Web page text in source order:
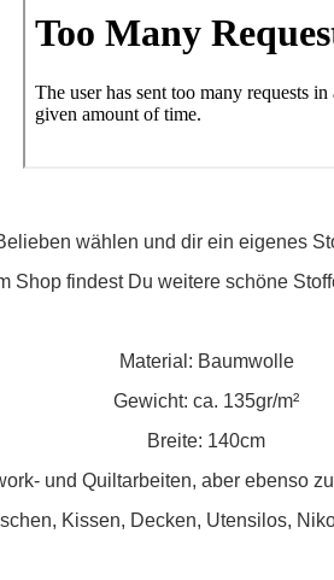
wählen und dir ein eigenes
Shop findest Du weitere schöne
Material: Baumwolle
Gewicht: ca. 135gr/m²
Breite: 140cm
und Quiltarbeiten, aber ebenso
Kissen, Decken, Utensilos,